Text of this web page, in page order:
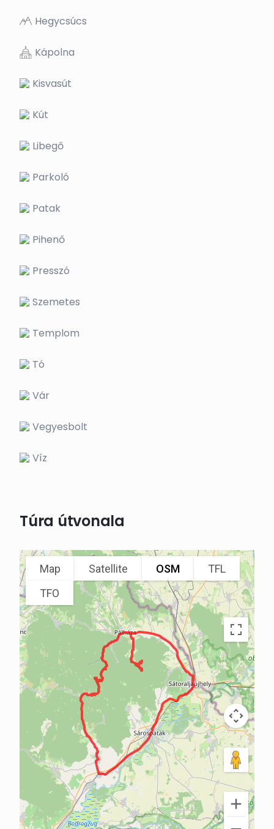
Hegycsúcs
Kápolna
Kisvasút
Kút
Libegő
Parkoló
Patak
Pihenő
Presszó
Szemetes
Templom
Tó
Vár
Vegyesbolt
Víz
Túra útvonala
Map Satellite OSM
TFL
TFO